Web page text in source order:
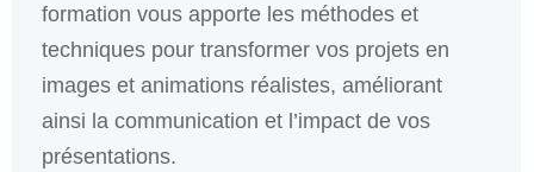
formation vous apporte les méthodes et
techniques pour transformer vos projets en
images et animations réalistes, améliorant
ainsi la communication et l’impact de vos
présentations.